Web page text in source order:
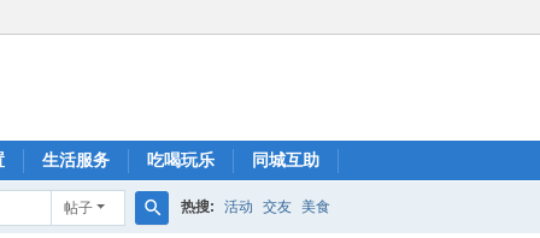
生活服务 吃喝玩乐 同城互助
帖子 热搜: 活动 交友 美食